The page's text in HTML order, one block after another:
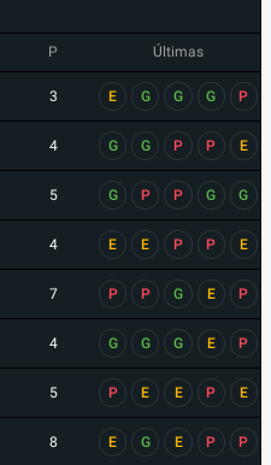
P Últimas
3 E G G G P
4 G G P P E
5 G P P G G
4 E E P P E
7 P P G E P
4 G G G E P
5 P E E P E
8 E G E P P